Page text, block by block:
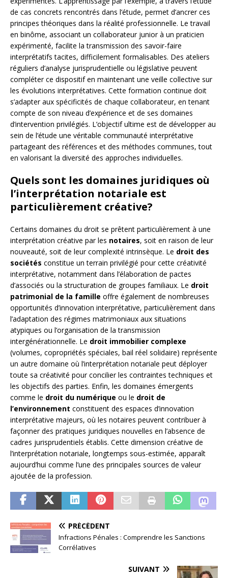
de cas concrets rencontrés dans l’étude, permet d’ancrer ces
principes théoriques dans la réalité professionnelle. Le travail
en binôme, associant un collaborateur junior à un praticien
expérimenté, facilite la transmission des savoir-faire
interprétatifs tacites, difficilement formalisables. Des ateliers
réguliers d’analyse jurisprudentielle ou législative peuvent
compléter ce dispositif en maintenant une veille collective sur
les évolutions interprétatives. Cette formation continue doit
s’adapter aux spécificités de chaque collaborateur, en tenant
compte de son niveau d’expérience et de ses domaines
d’intervention privilégiés. L’objectif ultime est de développer au
sein de l’étude une véritable communauté interprétative
partageant des références et des méthodes communes, tout
en valorisant la diversité des approches individuelles.
Quels sont les domaines juridiques où
l’interprétation notariale est
particulièrement créative?
Certains domaines du droit se prêtent particulièrement à une
interprétation créative par les notaires, soit en raison de leur
nouveauté, soit de leur complexité intrinsèque. Le droit des
sociétés constitue un terrain privilégié pour cette créativité
interprétative, notamment dans l’élaboration de pactes
d’associés ou la structuration de groupes familiaux. Le droit
patrimonial de la famille offre également de nombreuses
opportunités d’innovation interprétative, particulièrement dans
l’adaptation des régimes matrimoniaux aux situations
atypiques ou l’organisation de la transmission
intergénérationnelle. Le droit immobilier complexe
(volumes, copropriétés spéciales, bail réel solidaire) représente
un autre domaine où l’interprétation notariale peut déployer
toute sa créativité pour concilier les contraintes techniques et
les objectifs des parties. Enfin, les domaines émergents
comme le droit du numérique ou le droit de
l’environnement constituent des espaces d’innovation
interprétative majeurs, où les notaires peuvent contribuer à
façonner des pratiques juridiques nouvelles en l’absence de
cadres jurisprudentiels établis. Cette dimension créative de
l’interprétation notariale, longtemps sous-estimée, apparaît
aujourd’hui comme l’une des principales sources de valeur
ajoutée de la profession.
PRÉCÉDENT
Infractions Pénales : Comprendre les Sanctions
Corrélatives
SUIVANT